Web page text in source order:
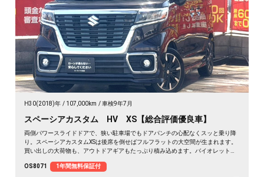
H30(2018)年 107,000km 車検9年7月
スペーシアカスタム HV XS【総合評価優良車】
両側パワースライドドアで、狭い駐車場でもドアパンチの心配なくスッと乗り降
り。スペーシアカスタムXSは後席を倒せばフルフラットの大空間が生まれます。
買い出しの大荷物も、アウトドアギアもたっぷり積み込めます。バイオレットの
クテーブルで、長距離移動も快適に過ごせます。休日の遠出が待ち遠しくなりま
OS8071 1年間無料保証付